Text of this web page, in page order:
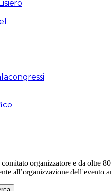
comitato organizzatore e da oltre
all’organizzazione